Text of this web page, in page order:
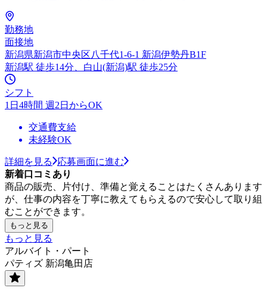
勤務地
面接地
新潟県新潟市中央区八千代1-6-1 新潟伊勢丹B1F
新潟駅 徒歩14分、白山(新潟)駅 徒歩25分
シフト
1日4時間 週2日からOK
交通費支給
未経験OK
詳細を見る
応募画面に進む
新着口コミあり
商品の販売、片付け、準備と覚えることはたくさんあります
が、仕事の内容を丁寧に教えてもらえるので安心して取り組
むことができます。
もっと見る
もっと見る
アルバイト・パート
パティズ 新潟亀田店